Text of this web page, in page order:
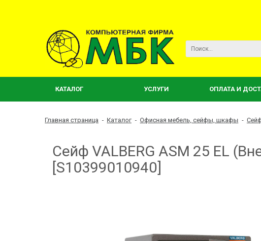
КАТАЛОГ УСЛУГИ ОПЛАТА И
Главная страница - Каталог - Офисная мебель, сейфы, шкафы -
Сейф VALBERG ASM 25 EL
[S10399010940]